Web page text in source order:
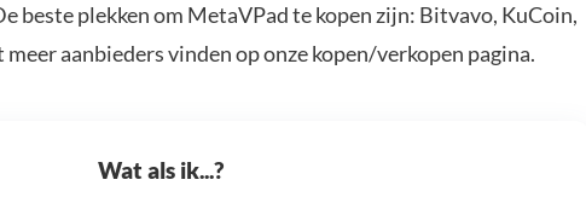
beste plekken om MetaVPad te kopen zijn: Bitvavo, KuCoin,
meer aanbieders vinden op onze kopen/verkopen pagina.
Wat als ik...?